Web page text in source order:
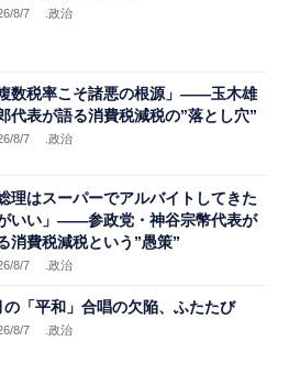
8/7 .政治
複数税率こそ諸悪の根源」――玉木雄
代表が語る消費税減税の”落とし穴”
8/7 .政治
総理はスーパーでアルバイトしてきた
いい」――参政党・神谷宗幣代表が
消費税減税という”愚策”
8/7 .政治
の「平和」合唱の欠陥、ふたたび
8/7 .政治